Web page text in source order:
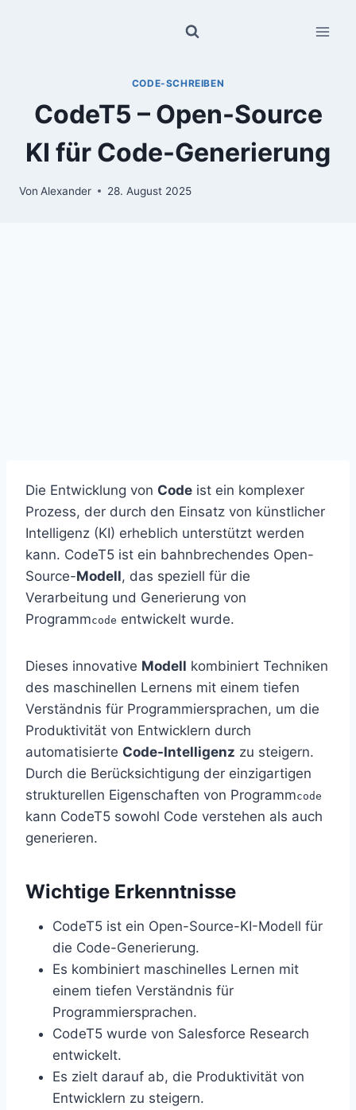
CODE-SCHREIBEN
CodeT5 – Open-Source
KI für Code-Generierung
Von Alexander 28. August 2025
Die Entwicklung von Code ist ein komplexer
Prozess, der durch den Einsatz von künstlicher
Intelligenz (KI) erheblich unterstützt werden
kann. CodeT5 ist ein bahnbrechendes Open-
Source-Modell, das speziell für die
Verarbeitung und Generierung von
Programmcode entwickelt wurde.
Dieses innovative Modell kombiniert Techniken
des maschinellen Lernens mit einem tiefen
Verständnis für Programmiersprachen, um die
Produktivität von Entwicklern durch
automatisierte Code-Intelligenz zu steigern.
Durch die Berücksichtigung der einzigartigen
strukturellen Eigenschaften von Programmcode
kann CodeT5 sowohl Code verstehen als auch
generieren.
Wichtige Erkenntnisse
CodeT5 ist ein Open-Source-KI-Modell für
die Code-Generierung.
Es kombiniert maschinelles Lernen mit
einem tiefen Verständnis für
Programmiersprachen.
CodeT5 wurde von Salesforce Research
entwickelt.
Es zielt darauf ab, die Produktivität von
Entwicklern zu steigern.